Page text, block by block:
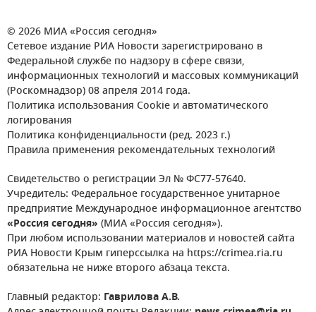
© 2026 МИА «Россия сегодня»
Сетевое издание РИА Новости зарегистрировано в
Федеральной службе по надзору в сфере связи,
информационных технологий и массовых коммуникаций
(Роскомнадзор) 08 апреля 2014 года.
Политика использования Cookie и автоматического
логирования
Политика конфиденциальности (ред. 2023 г.)
Правила применения рекомендательных технологий
Свидетельство о регистрации Эл № ФС77-57640.
Учредитель: Федеральное государственное унитарное
предприятие Международное информационное агентство
«Россия сегодня» (МИА «Россия сегодня»).
При любом использовании материалов и новостей сайта
РИА Новости Крым гиперссылка на https://crimea.ria.ru
обязательна не ниже второго абзаца текста.
Главный редактор: Гаврилова А.В.